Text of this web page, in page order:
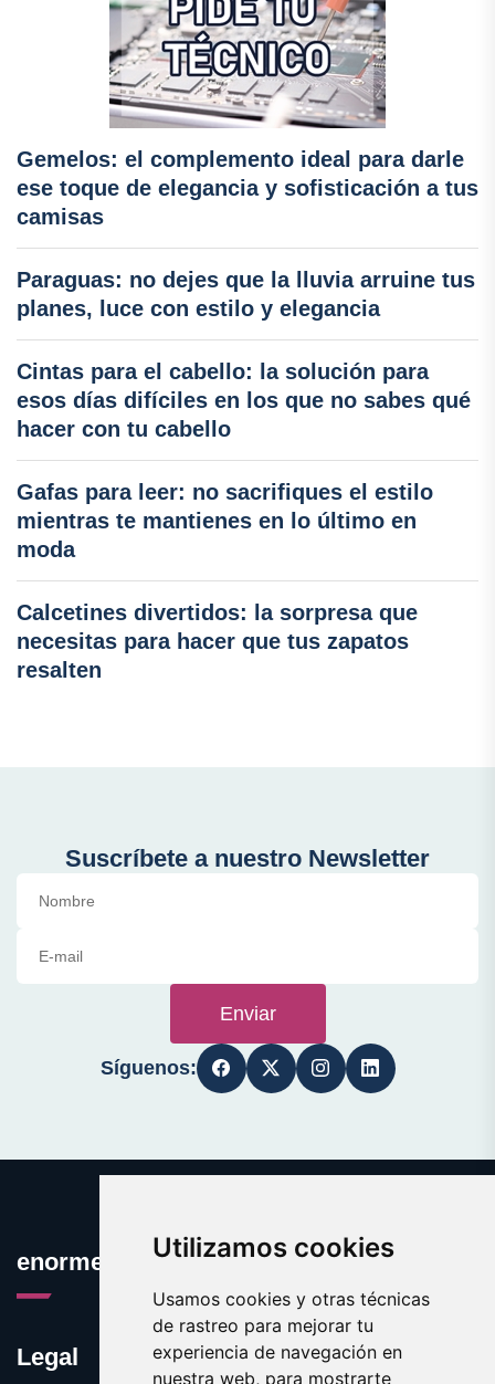
Utilizamos cookies
Usamos cookies y otras técnicas
de rastreo para mejorar tu
experiencia de navegación en
nuestra web, para mostrarte
Gemelos: el complemento ideal para darle
ese toque de elegancia y sofisticación a tus
camisas
Paraguas: no dejes que la lluvia arruine tus
planes, luce con estilo y elegancia
Cintas para el cabello: la solución para
esos días difíciles en los que no sabes qué
hacer con tu cabello
Gafas para leer: no sacrifiques el estilo
mientras te mantienes en lo último en
moda
Calcetines divertidos: la sorpresa que
necesitas para hacer que tus zapatos
resalten
Suscríbete a nuestro Newsletter
Enviar
Síguenos:
enormes.es
Legal